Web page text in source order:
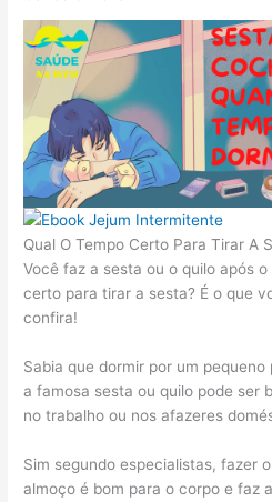
Qual O Tempo Certo Para Tirar A
Você faz a sesta ou o quilo após
certo para tirar a sesta? É o que
confira!
Sabia que dormir por um
a famosa sesta ou quilo pode ser
no trabalho ou nos afazeres
Sim segundo especialistas, fazer
almoço é bom para o corpo e faz